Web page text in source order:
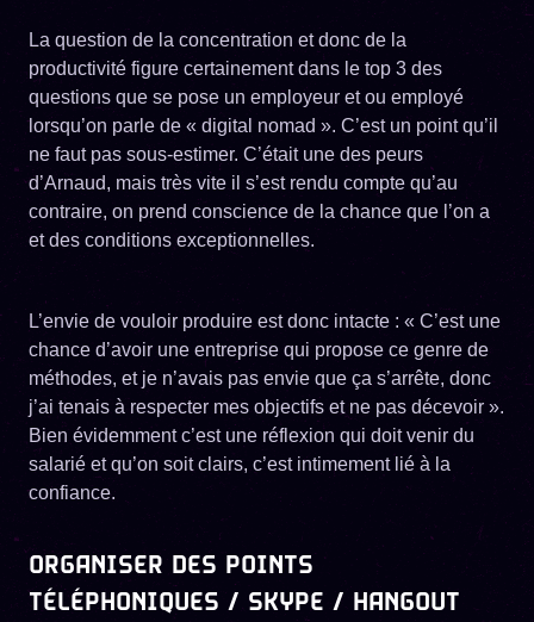
La question de la concentration et donc de la
productivité figure certainement dans le top 3 des
questions que se pose un employeur et ou employé
lorsqu’on parle de « digital nomad ». C’est un point qu’il
ne faut pas sous-estimer. C’était une des peurs
d’Arnaud, mais très vite il s’est rendu compte qu’au
contraire, on prend conscience de la chance que l’on a
et des conditions exceptionnelles.
L’envie de vouloir produire est donc intacte : « C’est une
chance d’avoir une entreprise qui propose ce genre de
méthodes, et je n’avais pas envie que ça s’arrête, donc
j’ai tenais à respecter mes objectifs et ne pas décevoir ».
Bien évidemment c’est une réflexion qui doit venir du
salarié et qu’on soit clairs, c’est intimement lié à la
confiance.
ORGANISER DES POINTS
TÉLÉPHONIQUES / SKYPE / HANGOUT